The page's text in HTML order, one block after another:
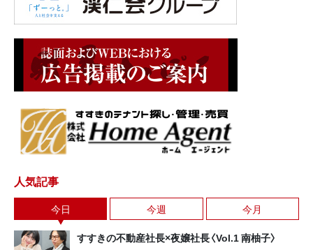
人気記事
今日 今週 今月
すすきの不動産社長×夜嬢社長〈Vol.1 南柚子〉